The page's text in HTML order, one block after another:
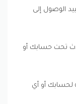
الوصول إلى
تحت حسابك أو
لحسابك أو أي